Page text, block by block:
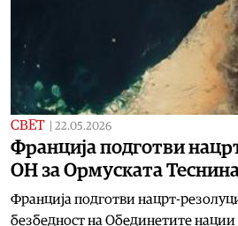
СВЕТ 22.05.2026
Франција подготви
ОН за Ормуската
Франција подготви нацрт-
безбедност на Обединетите нации